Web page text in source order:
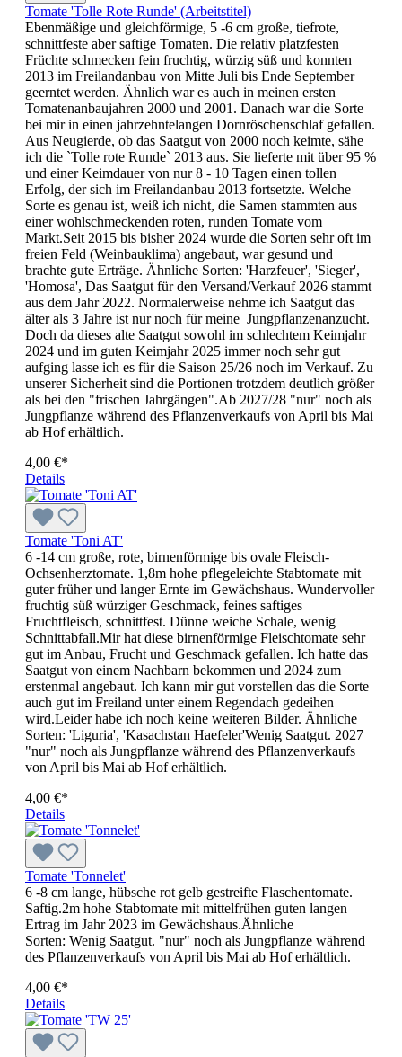
Tomate 'Tolle Rote Runde' (Arbeitstitel)
Ebenmäßige und gleichförmige, 5 -6 cm große, tiefrote,
schnittfeste aber saftige Tomaten. Die relativ platzfesten
Früchte schmecken fein fruchtig, würzig süß und konnten
2013 im Freilandanbau von Mitte Juli bis Ende September
geerntet werden. Ähnlich war es auch in meinen ersten
Tomatenanbaujahren 2000 und 2001. Danach war die Sorte
bei mir in einen jahrzehntelangen Dornröschen­schlaf gefallen.
Aus Neugierde, ob das Saatgut von 2000 noch keimte, sähe
ich die `Tolle rote Runde` 2013 aus. Sie lieferte mit über 95 %
und einer Keimdauer von nur 8 - 10 Tagen einen tollen
Erfolg, der sich im Freilandanbau 2013 fort­setzte. Welche
Sorte es genau ist, weiß ich nicht, die Samen stamm­ten aus
einer wohlschmeckenden roten, runden Tomate vom
Markt.Seit 2015 bis bisher 2024 wurde die Sorten sehr oft im
freien Feld (Weinbauklima) angebaut, war gesund und
brachte gute Erträge. Ähnliche Sorten: 'Harzfeuer', 'Sieger',
'Homosa', Das Saatgut für den Versand/Verkauf 2026 stammt
aus dem Jahr 2022. Normalerweise nehme ich Saatgut das
älter als 3 Jahre ist nur noch für meine Jungpflanzenanzucht.
Doch da dieses alte Saatgut sowohl im schlechtem Keimjahr
2024 und im guten Keimjahr 2025 immer noch sehr gut
aufging lasse ich es für die Saison 25/26 noch im Verkauf. Zu
unserer Sicherheit sind die Portionen trotzdem deutlich größer
als bei den "frischen Jahrgängen".Ab 2027/28 "nur" noch als
Jungpflanze während des Pflanzenverkaufs von April bis Mai
ab Hof erhältlich.
4,00 €*
Details
Tomate 'Toni AT'
6 -14 cm große, rote, birnenförmige bis ovale Fleisch-
Ochsenherztomate. 1,8m hohe pflegeleichte Stabtomate mit
guter früher und langer Ernte im Gewächshaus. Wundervoller
fruchtig süß würziger Geschmack, feines saftiges
Fruchtfleisch, schnittfest. Dünne weiche Schale, wenig
Schnittabfall.Mir hat diese birnenförmige Fleischtomate sehr
gut im Anbau, Frucht und Geschmack gefallen. Ich hatte das
Saatgut von einem Nachbarn bekommen und 2024 zum
erstenmal angebaut. Ich kann mir gut vorstellen das die Sorte
auch gut im Freiland unter einem Regendach gedeihen
wird.Leider habe ich noch keine weiteren Bilder. Ähnliche
Sorten: 'Liguria', 'Kasachstan Haefeler'Wenig Saatgut. 2027
"nur" noch als Jungpflanze während des Pflanzenverkaufs
von April bis Mai ab Hof erhältlich.
4,00 €*
Details
Tomate 'Tonnelet'
6 -8 cm lange, hübsche rot gelb gestreifte Flaschentomate.
Saftig.2m hohe Stabtomate mit mittelfrühen guten langen
Ertrag im Jahr 2023 im Gewächshaus.Ähnliche
Sorten: Wenig Saatgut. "nur" noch als Jungpflanze während
des Pflanzenverkaufs von April bis Mai ab Hof erhältlich.
4,00 €*
Details